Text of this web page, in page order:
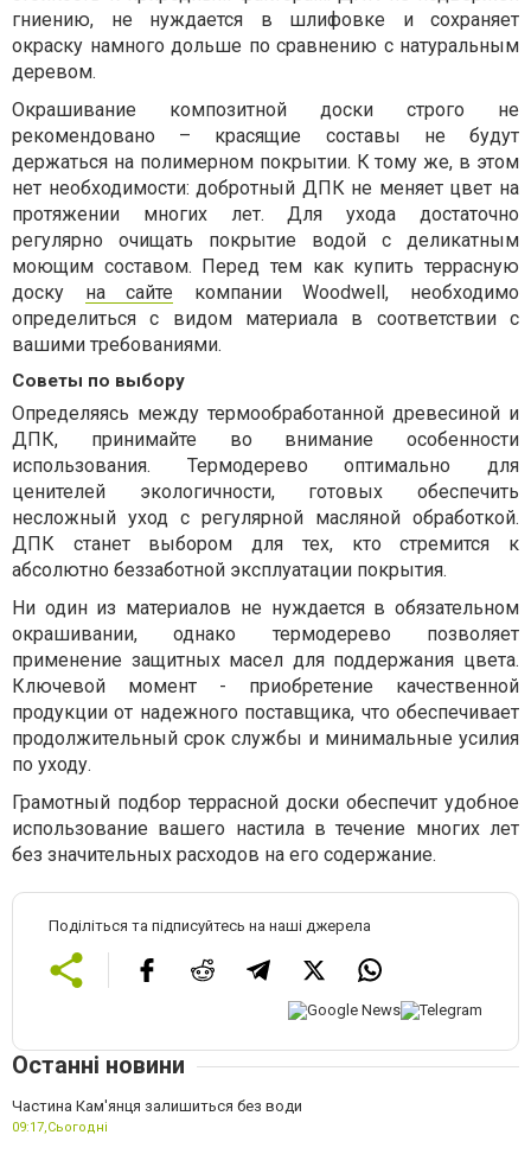
гниению, не нуждается в шлифовке и сохраняет
окраску намного дольше по сравнению с натуральным
деревом.
Окрашивание композитной доски строго не
рекомендовано – красящие составы не будут
держаться на полимерном покрытии. К тому же, в этом
нет необходимости: добротный ДПК не меняет цвет на
протяжении многих лет. Для ухода достаточно
регулярно очищать покрытие водой с деликатным
моющим составом. Перед тем как купить террасную
доску на сайте компании Woodwell, необходимо
определиться с видом материала в соответствии с
вашими требованиями.
Советы по выбору
Определяясь между термообработанной древесиной и
ДПК, принимайте во внимание особенности
использования. Термодерево оптимально для
ценителей экологичности, готовых обеспечить
несложный уход с регулярной масляной обработкой.
ДПК станет выбором для тех, кто стремится к
абсолютно беззаботной эксплуатации покрытия.
Ни один из материалов не нуждается в обязательном
окрашивании, однако термодерево позволяет
применение защитных масел для поддержания цвета.
Ключевой момент - приобретение качественной
продукции от надежного поставщика, что обеспечивает
продолжительный срок службы и минимальные усилия
по уходу.
Грамотный подбор террасной доски обеспечит удобное
использование вашего настила в течение многих лет
без значительных расходов на его содержание.
Поділіться та підписуйтесь на наші джерела
Останні новини
Частина Кам'янця залишиться без води
09:17,Сьогодні